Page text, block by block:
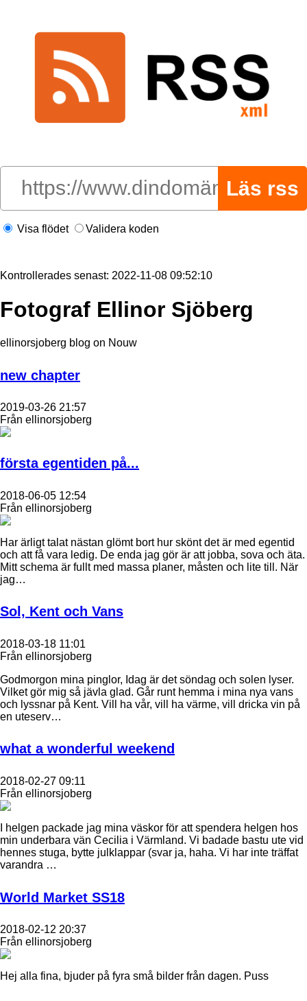
Visa flödet Validera koden
Kontrollerades senast: 2022-11-08 09:52:10
Fotograf Ellinor Sjöberg
ellinorsjoberg blog on Nouw
new chapter
2019-03-26 21:57
Från ellinorsjoberg
första egentiden på...
2018-06-05 12:54
Från ellinorsjoberg
Har ärligt talat nästan glömt bort hur skönt det är med egentid
och att få vara ledig. De enda jag gör är att jobba, sova och äta.
Mitt schema är fullt med massa planer, måsten och lite till. När
jag…
Sol, Kent och Vans
2018-03-18 11:01
Från ellinorsjoberg
Godmorgon mina pinglor, Idag är det söndag och solen lyser.
Vilket gör mig så jävla glad. Går runt hemma i mina nya vans
och lyssnar på Kent. Vill ha vår, vill ha värme, vill dricka vin på
en uteserv…
what a wonderful weekend
2018-02-27 09:11
Från ellinorsjoberg
I helgen packade jag mina väskor för att spendera helgen hos
min underbara vän Cecilia i Värmland. Vi badade bastu ute vid
hennes stuga, bytte julklappar (svar ja, haha. Vi har inte träffat
varandra …
World Market SS18
2018-02-12 20:37
Från ellinorsjoberg
Hej alla fina, bjuder på fyra små bilder från dagen. Puss